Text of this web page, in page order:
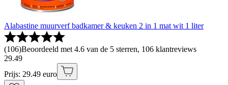
Alabastine muurverf badkamer & keuken 2 in 1 mat wit 1 liter
(106)Beoordeeld met 4.6 van de 5 sterren, 106 klantreviews
29.49
Prijs: 29.49 euro